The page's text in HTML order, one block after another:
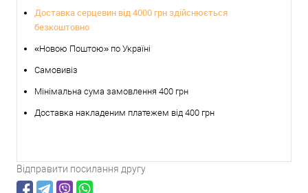
Доставка серцевин від 4000 грн здійснюється
безкоштовно
«Новою Поштою» по Україні
Самовивіз
Мінімальна сума замовлення 400 грн
Доставка накладеним платежем від 400 грн
Відправити посилання другу